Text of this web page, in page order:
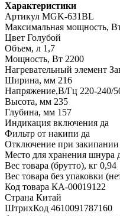
Характеристики
Артикул MGK-631BL
Максимальная мощность,
Цвет Голубой
Объем, л 1,7
Мощность, Вт 2200
Нагревательный элемент
Ширина, мм 216
Напряжение,В/Гц 220-240/
Высота, мм 235
Глубина, мм 157
Индикация включения да
Фильтр от накипи да
Отключение при закипании
Место для хранения шнура
Вес товара (брутто), кг 0,94
Вес товара без упаковки
Код товара КА-00019122
Страна Китай
ШтрихКод 4610091787160